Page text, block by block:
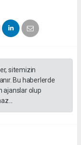
sitemizin
Bu haberlerde
ajanslar olup